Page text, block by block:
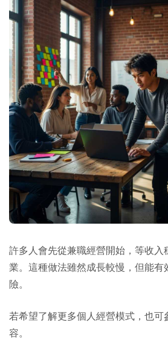
許多人會先從兼職經營開始，等收入
業。這種做法雖然成長較慢，但能
險。
若希望了解更多個人經營模式，也可
容。